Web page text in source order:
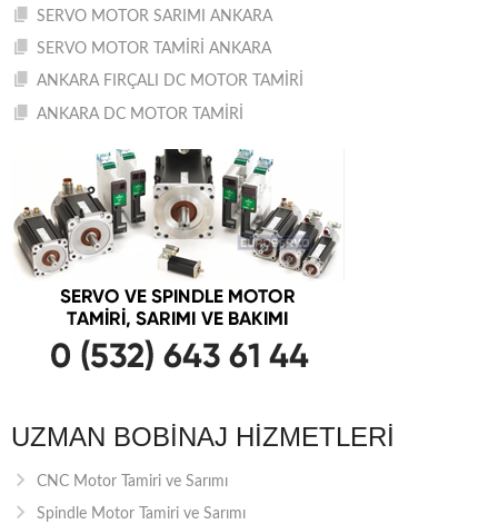
SERVO MOTOR SARIMI ANKARA
SERVO MOTOR TAMİRİ ANKARA
ANKARA FIRÇALI DC MOTOR TAMİRİ
ANKARA DC MOTOR TAMİRİ
UZMAN BOBINAJ HIZMETLERI
CNC Motor Tamiri ve Sarımı
Spindle Motor Tamiri ve Sarımı